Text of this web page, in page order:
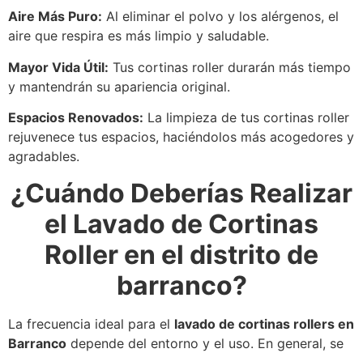
Aire Más Puro: Al eliminar el polvo y los alérgenos, el
aire que respira es más limpio y saludable.
Mayor Vida Útil: Tus cortinas roller durarán más tiempo
y mantendrán su apariencia original.
Espacios Renovados: La limpieza de tus cortinas roller
rejuvenece tus espacios, haciéndolos más acogedores y
agradables.
¿Cuándo Deberías Realizar
el Lavado de Cortinas
Roller en el distrito de
barranco?
La frecuencia ideal para el lavado de cortinas rollers en
Barranco depende del entorno y el uso. En general, se